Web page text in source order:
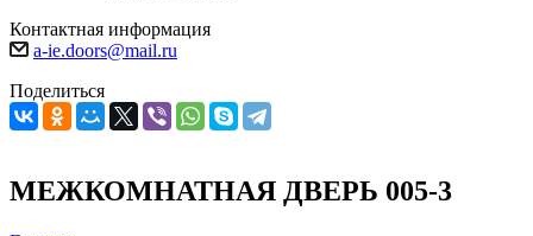
Контактная информация
a-ie.doors@mail.ru
Поделиться
МЕЖКОМНАТНАЯ ДВЕРЬ 005-3